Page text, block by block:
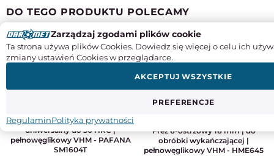
DO TEGO PRODUKTU POLECAMY
Frez 16 mm | 4-ostrzowy | krótki |
uniwersalny do 50 HRC |
pełnowęglikowy VHM - PAFANA
SM1604T
Frez 6-ostrzowy 16 mm | do
obróbki wykańczającej |
pełnowęglikowy VHM - HME645
Zarządzaj zgodami plików cookie
Ta strona używa plików Cookies. Dowiedz się więcej o celu ich
zmiany ustawień Cookies w przeglądarce.
PREFERENCJE
AKCEPTUJ WSZYSTKIE
RegulaminPolityka prywatności